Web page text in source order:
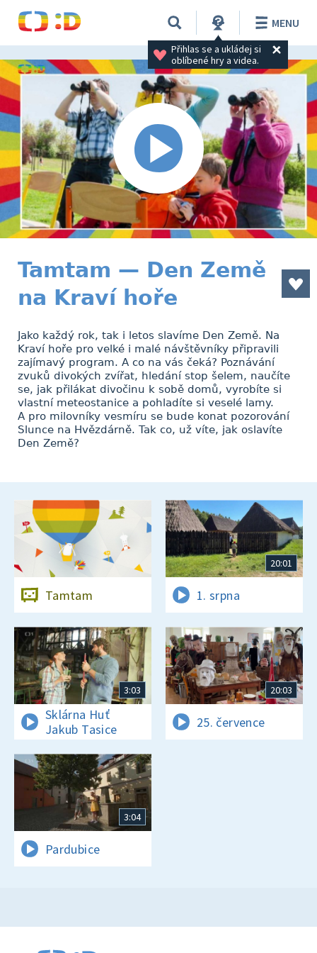
Přihlas se a ukládej si
oblíbené hry a videa.
MENU
Tamtam — Den Země
na Kraví hoře
Jako každý rok, tak i letos slavíme Den Země. Na
Kraví hoře pro velké i malé návštěvníky připravili
zajímavý program. A co na vás čeká? Poznávání
zvuků divokých zvířat, hledání stop šelem, naučíte
se, jak přilákat divočinu k sobě domů, vyrobíte si
vlastní meteostanice a pohladíte si veselé lamy.
A pro milovníky vesmíru se bude konat pozorování
Slunce na Hvězdárně. Tak co, už víte, jak oslavíte
Den Země?
Tamtam
20:01
1. srpna
3:03
Sklárna Huť
Jakub Tasice
20:03
25. července
3:04
Pardubice